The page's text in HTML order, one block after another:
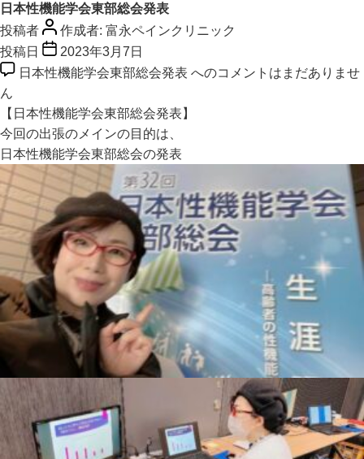
日本性機能学会東部総会発表
投稿者
作成者: 富永ペインクリニック
投稿日
2023年3月7日
日本性機能学会東部総会発表 へのコメントはまだありませ
ん
【日本性機能学会東部総会発表】
今回の出張のメインの目的は、
日本性機能学会東部総会の発表